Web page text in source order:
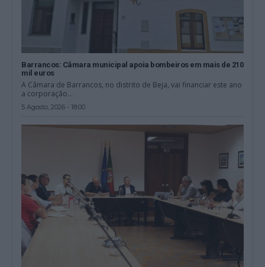
Barrancos: Câmara municipal apoia bombeiros em mais de 210
mil euros
A Câmara de Barrancos, no distrito de Beja, vai financiar este ano
a corporação...
5 Agosto, 2026 - 18:00